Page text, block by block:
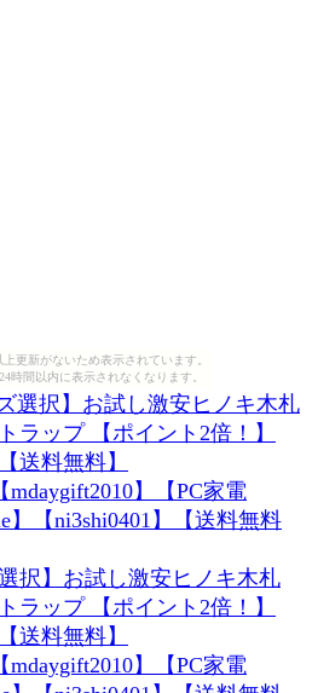
更新がないため表示されています。
時間以内に表示されなくなります。
択】お試し激安ヒノキ木札
ラップ 【ポイント2倍！】
送料無料】
mdaygift2010】【PC家電